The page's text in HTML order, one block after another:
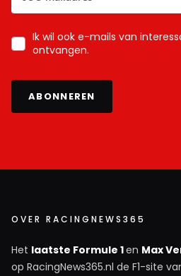
Ik wil ook e-mails van
ontvangen.
ABONNEREN
OVER RACINGNEWS365
Het laatste Formule 1en Max
op RacingNews365.nl de F1-site